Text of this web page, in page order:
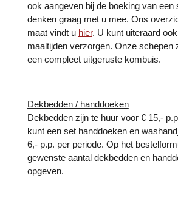
ook aangeven bij de boeking van een
denken graag met u mee. Ons
maat vindt u hier. U kunt uiteraard
maaltijden verzorgen. Onze schepen
een compleet uitgeruste kombuis.
Dekbedden / handdoeken
Dekbedden zijn te huur voor € 15,-
kunt een set handdoeken en
6,- p.p. per periode. Op het
gewenste aantal dekbedden en
opgeven.